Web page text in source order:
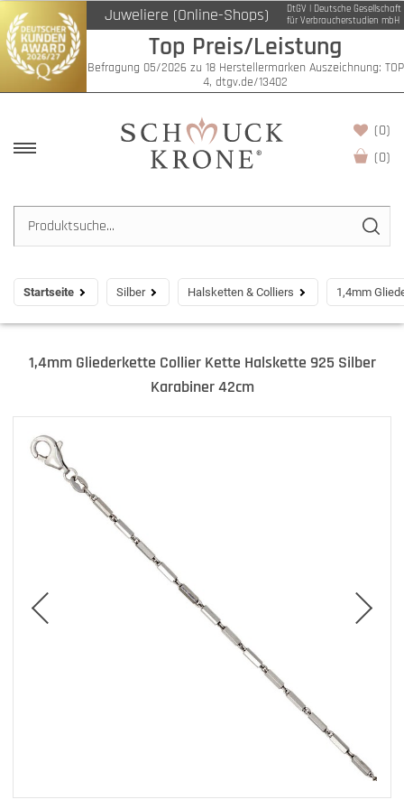
Juweliere (Online-Shops)
DtGV | Deutsche Gesellschaft
für Verbraucherstudien mbH
Top Preis/Leistung
Befragung 05/2026 zu 18 Herstellermarken Auszeichnung: TOP
4, dtgv.de/13402
(0)
(0)
Startseite Silber Halsketten & Colliers 1,4mm
1,4mm Gliederkette Collier Kette Halskette 925 Silber
Karabiner 42cm